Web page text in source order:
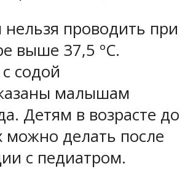
проводить при
выше 37,5 ºС.
содой
малышам
Детям в возрасте до
можно делать после
с педиатром.